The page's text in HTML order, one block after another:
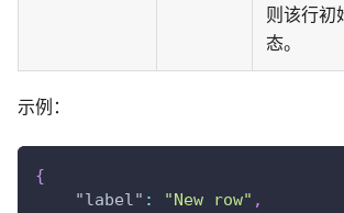
则该行初
态。
示例：
{
"label" : "New row" ,